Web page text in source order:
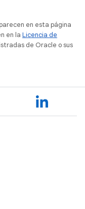
en esta página
en la Licencia de
de Oracle o sus